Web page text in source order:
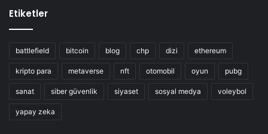
Etiketler
battlefield bitcoin blog chp dizi ethereum
kripto para metaverse nft otomobil oyun pubg
sanat siber güvenlik siyaset sosyal medya voleybol
yapay zeka